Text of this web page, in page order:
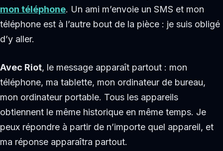
mon téléphone. Un ami m’envoie un SMS et mon
téléphone est à l’autre bout de la pièce : je suis obligé
d’y aller.
Avec Riot, le message apparaît partout : mon
téléphone, ma tablette, mon ordinateur de bureau,
mon ordinateur portable. Tous les appareils
obtiennent le même historique en même temps. Je
peux répondre à partir de n’importe quel appareil, et
ma réponse apparaîtra partout.